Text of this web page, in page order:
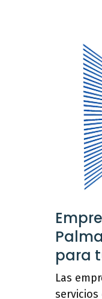
para
Las